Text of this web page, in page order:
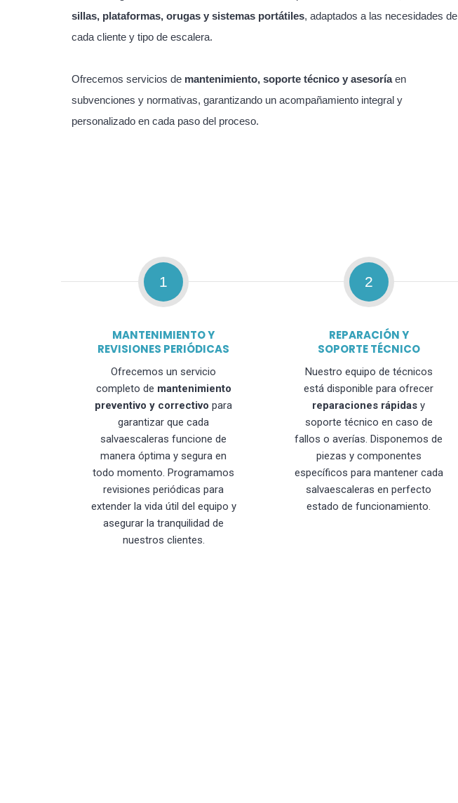
sillas, plataformas, orugas y sistemas portátiles, adaptados a las necesidades de
cada cliente y tipo de escalera.
Ofrecemos servicios de mantenimiento, soporte técnico y asesoríaen
subvenciones y normativas, garantizando un acompañamiento integral y
personalizado en cada paso del proceso.
1
MANTENIMIENTO Y
REVISIONES PERIÓDICAS
Ofrecemos un servicio
completo de mantenimiento
preventivo y correctivo para
garantizar que cada
salvaescaleras funcione de
manera óptima y segura en
todo momento. Programamos
revisiones periódicas para
extender la vida útil del equipo y
asegurar la tranquilidad de
nuestros clientes.
2
REPARACIÓN Y
SOPORTE TÉCNICO
Nuestro equipo de técnicos
está disponible para ofrecer
reparaciones rápidas y
soporte técnico en caso de
fallos o averías. Disponemos de
piezas y componentes
específicos para mantener cada
salvaescaleras en perfecto
estado de funcionamiento.